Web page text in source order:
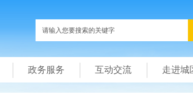
政务服务 互动交流 走进城